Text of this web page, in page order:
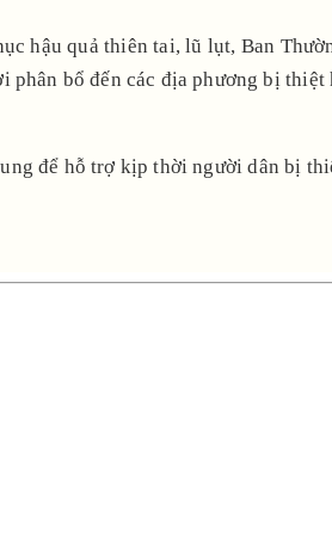
hậu quả thiên tai, lũ lụt, Ban
phân bổ đến các địa phương bị thiệt
để hỗ trợ kịp thời người dân bị